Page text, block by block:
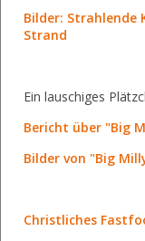
Bilder: Strahlende
Strand
Ein lauschiges
Bericht über "Big
Bilder von "Big
Christliches